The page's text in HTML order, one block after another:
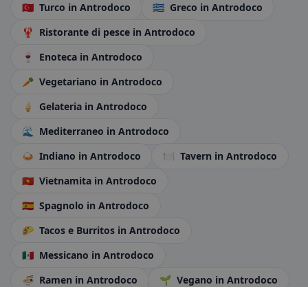
🇹🇷 Turco in Antrodoco 🇬🇷 Greco in Antrodoco
🦞 Ristorante di pesce in Antrodoco
🍷
Enoteca in Antrodoco
🥕 Vegetariano in Antrodoco
🍦
Gelateria in Antrodoco
🌊
Mediterraneo in Antrodoco
🍛 Indiano in Antrodoco 🍽️ Tavern in Antrodoco
🇻🇳 Vietnamita in Antrodoco
🇪🇸 Spagnolo in Antrodoco
🌮 Tacos e Burritos in Antrodoco
🇲🇽 Messicano in Antrodoco
🍜 Ramen in Antrodoco 🌱 Vegano in Antrodoco